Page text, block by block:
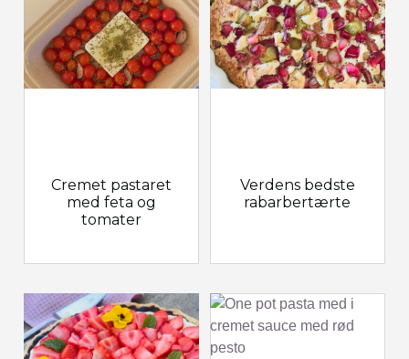
Cremet pastaret
med feta og
tomater
Verdens bedste
rabarbertærte